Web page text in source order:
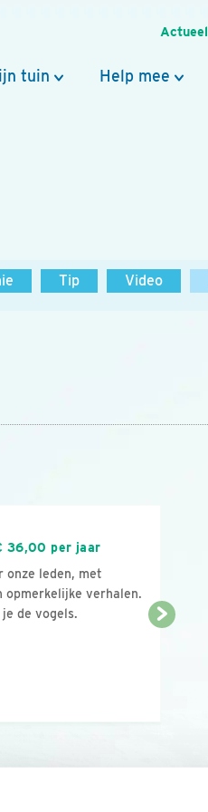
Actueel
tuin Help mee
Tip Video
36,00 per jaar
leden, met
verhalen.
de vogels.